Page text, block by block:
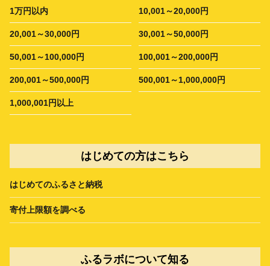
1万円以内 10,001～20,000円
20,001～30,000円 30,001～50,000円
50,001～100,000円 100,001～200,000円
200,001～500,000円 500,001～1,000,000円
1,000,001円以上
はじめての方はこちら
はじめてのふるさと納税
寄付上限額を調べる
ふるラボについて知る